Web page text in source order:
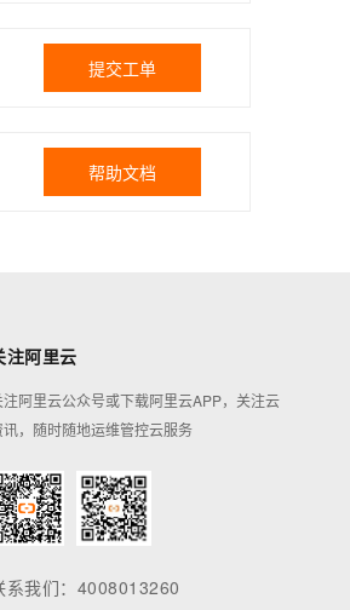
提交工单
帮助文档